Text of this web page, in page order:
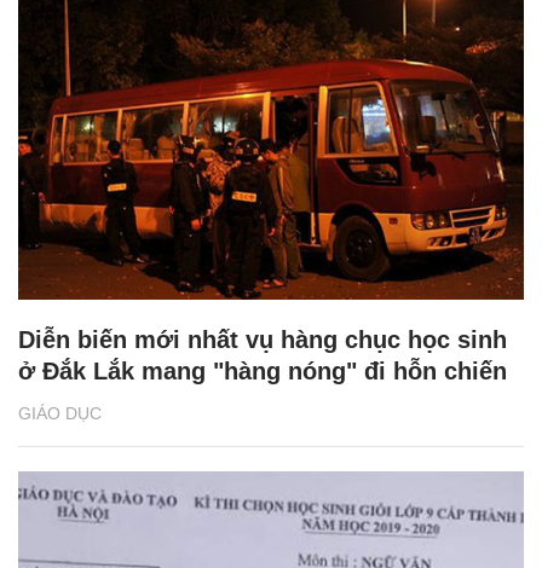
GIÁO DỤC
Diễn biến mới nhất vụ hàng chục học sinh
ở Đắk Lắk mang "hàng nóng" đi hỗn chiến